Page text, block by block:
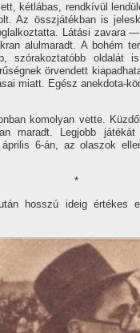
kétlábas, rendkí­vül
Az összjátékban is
Látási zavara
alulmaradt. A bohém
szórakoztatóbb oldalát
örvendett
miatt. Egész anekdota-
komolyan vette.
maradt. Legjobb
6-án, az olaszok
*
hosszú ideig értékes